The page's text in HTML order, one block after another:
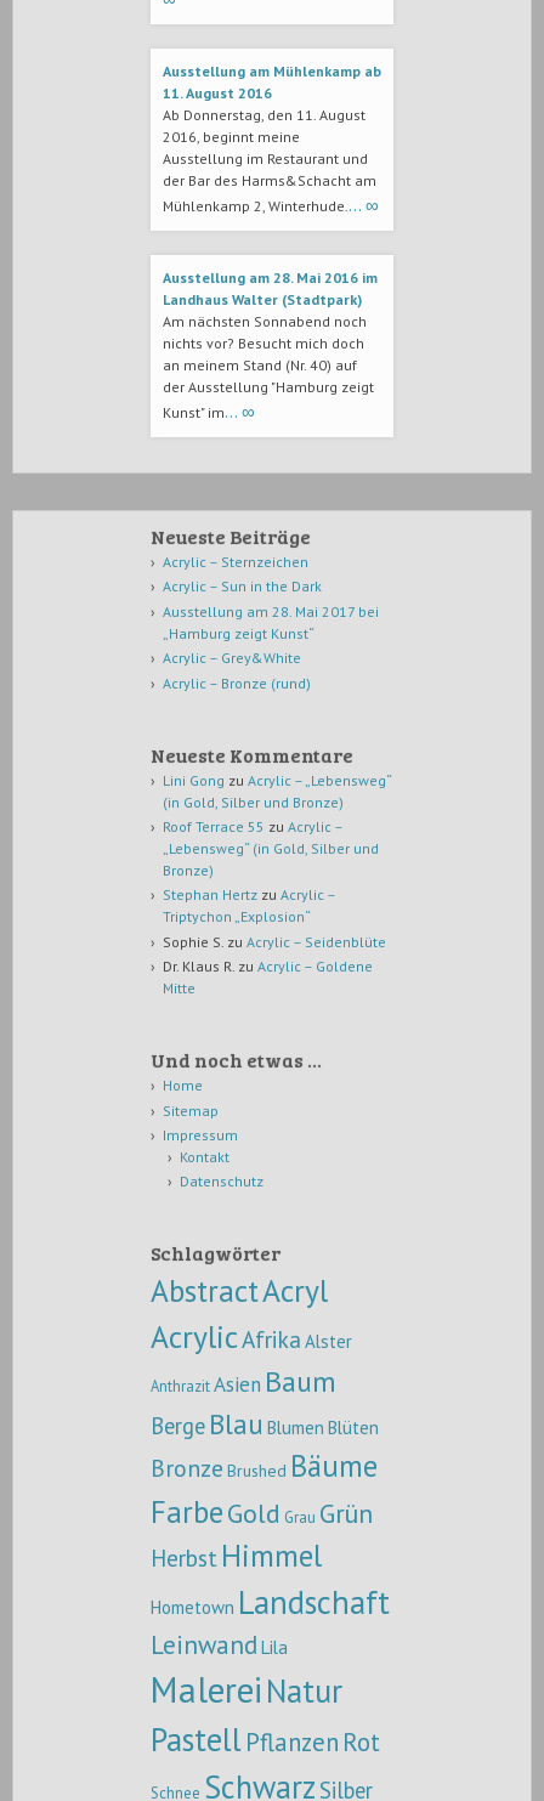
Ausstellung am Mühlenkamp ab
11. August 2016
Ab Donnerstag, den 11. August
2016, beginnt meine
Ausstellung im Restaurant und
der Bar des Harms&Schacht am
Mühlenkamp 2, Winterhude.… ∞
Ausstellung am 28. Mai 2016 im
Landhaus Walter (Stadtpark)
Am nächsten Sonnabend noch
nichts vor? Besucht mich doch
an meinem Stand (Nr. 40) auf
der Ausstellung "Hamburg zeigt
Kunst" im… ∞
Neueste Beiträge
Acrylic – Sternzeichen
Acrylic – Sun in the Dark
Ausstellung am 28. Mai 2017 bei
„Hamburg zeigt Kunst“
Acrylic – Grey&White
Acrylic – Bronze (rund)
Neueste Kommentare
Lini Gong zu Acrylic – „Lebensweg“
(in Gold, Silber und Bronze)
Roof Terrace 55 zu Acrylic –
„Lebensweg“ (in Gold, Silber und
Bronze)
Stephan Hertzzu Acrylic –
Triptychon „Explosion“
Sophie S. zu Acrylic – Seidenblüte
Dr. Klaus R.zu Acrylic – Goldene
Mitte
Und noch etwas …
Home
Sitemap
Impressum
Kontakt
Datenschutz
Schlagwörter
AbstractAcryl
AcrylicAfrika Alster
AnthrazitAsien Baum
Berge Blau Blumen Blüten
Bronze Brushed Bäume
FarbeGold Grau Grün
Herbst Himmel
Hometown Landschaft
Leinwand Lila
Malerei Natur
PastellPflanzen Rot
Schnee Schwarz Silber